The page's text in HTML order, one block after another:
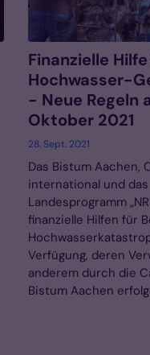
Finanzielle
Hochwasser-
- Neue Regeln
Oktober 2021
28. Sept. 2021
Das Bistum Aachen,
international und das
Landesprogramm
finanzielle Hilfen für
Verfügung, deren
anderem durch die
Bistum Aachen